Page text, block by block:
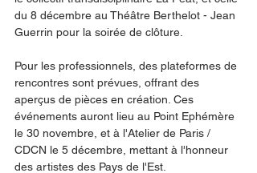
du 8 décembre au Théâtre Berthelot - Jean
Guerrin pour la soirée de clôture.
Pour les professionnels, des plateformes de
rencontres sont prévues, offrant des
aperçus de pièces en création. Ces
événements auront lieu au Point Ephémère
le 30 novembre, et à l'Atelier de Paris /
CDCN le 5 décembre, mettant à l'honneur
des artistes des Pays de l'Est.